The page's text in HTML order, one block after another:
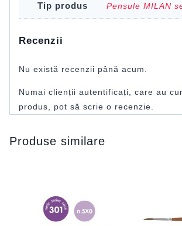
Tip produs Pensule MILAN
Recenzii
Nu există recenzii până acum.
Numai clienții autentificați, care au
produs, pot să scrie o recenzie.
Produse similare